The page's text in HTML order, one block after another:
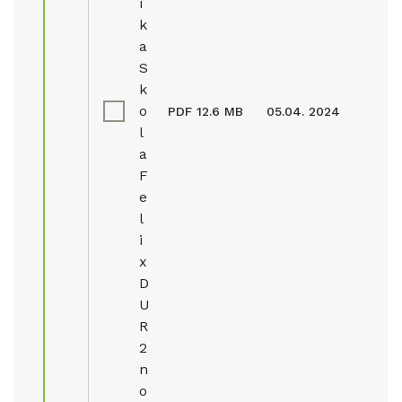
k
a
S
k
o
l
a
F
e
l
i
x
D
U
R
2
n
o
PDF 12.6 MB 05.04. 2024